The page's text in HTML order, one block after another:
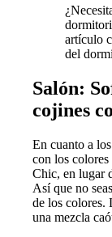
artículo
del
Salón:
cojines
En cuanto a
con los
Chic, en lugar
Así que no
de los colores.
una mezcla